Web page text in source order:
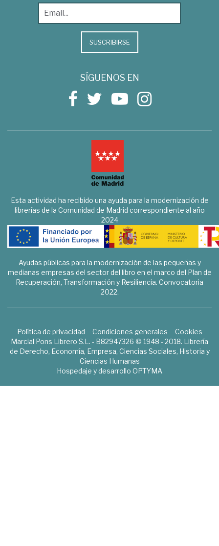
SUSCRIBIRSE
SÍGUENOS EN
Esta actividad ha recibido una ayuda para la modernización de
librerías de la Comunidad de Madrid correspondiente al año
2024
Ayudas públicas para la modernización de las pequeñas y
medianas empresas del sector del libro en el marco del Plan de
Recuperación, Transformación y Resiliencia. Convocatoria
2022.
Política de privacidad Condiciones generales
Cookies
Marcial Pons Librero S.L. - B82947326 © 1948 - 2018. Librería
de Derecho, Economía, Empresa, Ciencias Sociales, Historia y
Ciencias Humanas
Hospedaje y desarrollo OPTYMA